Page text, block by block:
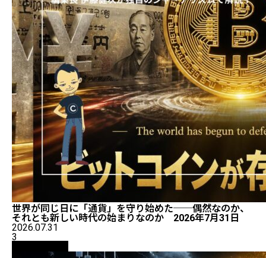
世界が同じ日に「通貨」を守り始めた──偶然なのか、
それとも新しい時代の始まりなのか 2026年7月31日
2026.07.31
3